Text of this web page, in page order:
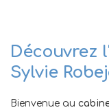
Découvrez
Sylvie
Bienvenue au